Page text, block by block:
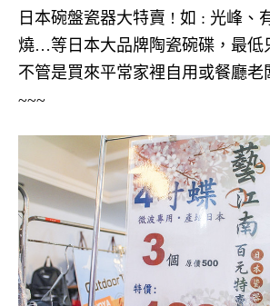
日本碗盤瓷器大特賣 ! 如 : 光峰、
燒…等日本大品牌陶瓷碗碟，最低
不管是買來平常家裡自用或餐廳老
~~~